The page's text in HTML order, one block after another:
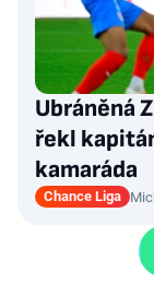
Ubráněná
řekl
kamaráda
Chance Liga